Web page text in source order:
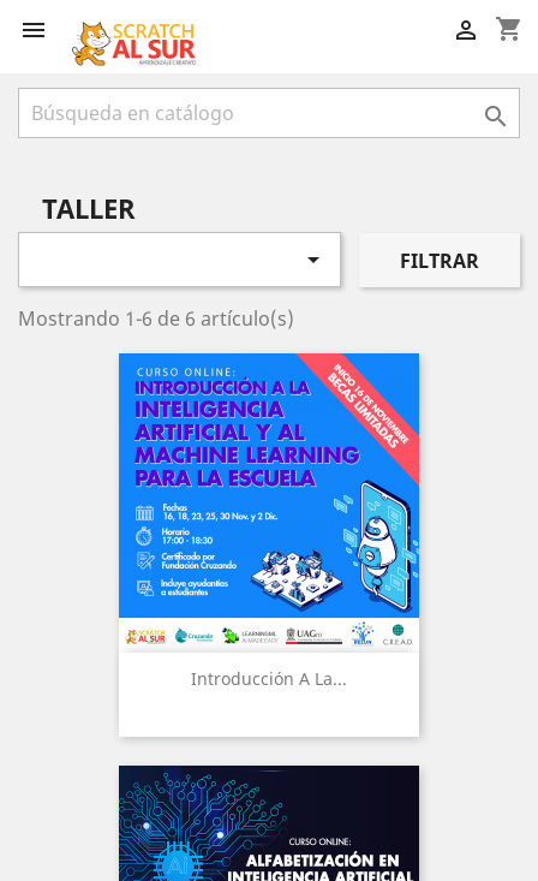
 shopping_cart


TALLER
 FILTRAR
Mostrando 1-6 de 6 artículo(s)
Introducción A La...